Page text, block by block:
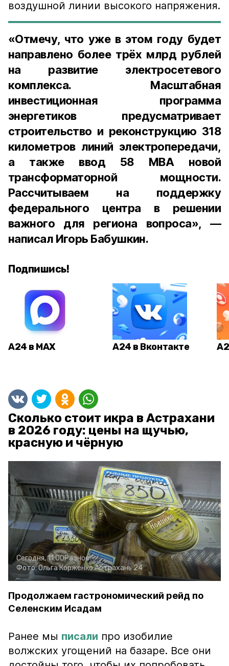
воздушной линии высокого напряжения.
«Отмечу, что уже в этом году будет
направлено более трёх млрд рублей
на развитие электросетевого
комплекса. Масштабная
инвестиционная программа
энергетиков предусматривает
строительство и реконструкцию 318
километров линий электропередачи,
а также ввод 58 МВА новой
трансформаторной мощности.
Рассчитываем на поддержку
федерального центра в решении
важного для региона вопроса», —
написал Игорь Бабушкин.
Подпишись!
А24 в MAX А24 в Вконтакте
Сколько стоит икра в Астрахани
в 2026 году: цены на щучью,
красную и чёрную
Сегодня, 11:00Разное
Фото:Ольга КорженкоАстрахань 24
Продолжаем гастрономический рейд по
Селенским Исадам
Ранее мы писали про изобилие
волжских угощений на базаре. Все они